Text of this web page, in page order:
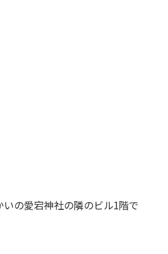
の愛宕神社の隣のビル1階で